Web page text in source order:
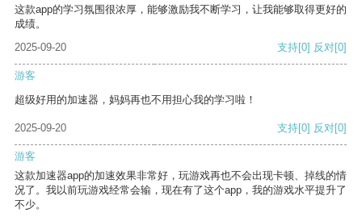
这款app的学习氛围很浓厚，能够激励我不断学习，让我能够取得更好的
成绩。
2025-09-20
支持[0] 反对[0]
游客
超级好用的加速器，妈妈再也不用担心我的学习啦！
2025-09-20 支持[0] 反对[0]
游客
这款加速器app的加速效果非常好，玩游戏再也不会出现卡顿、掉线的情
况了。我以前玩游戏经常会输，现在有了这个app，我的游戏水平提升了
不少。